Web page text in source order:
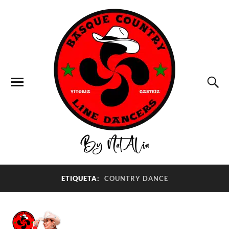
ETIQUETA: COUNTRY DANCE